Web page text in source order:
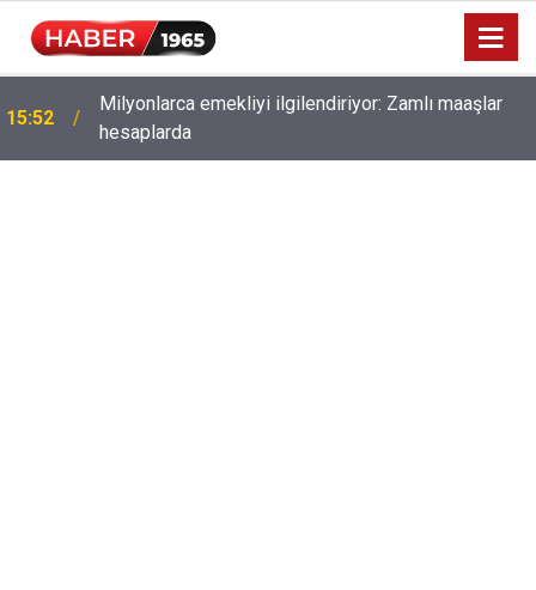
15:52
Milyonlarca emekliyi ilgilendiriyor: Zamlı maaşlar
hesaplarda